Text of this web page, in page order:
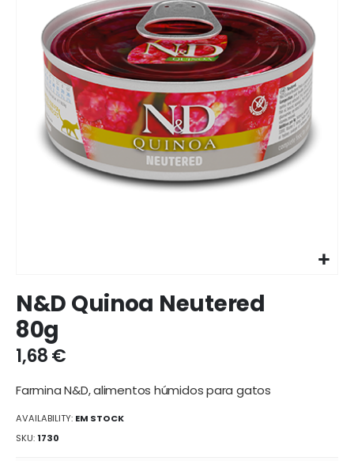
para
o
início
da
galeria
imagens
N&D Quinoa Neutered
80g
1,68 €
Farmina N&D, alimentos húmidos para gatos
AVAILABILITY: EM STOCK
SKU 1730